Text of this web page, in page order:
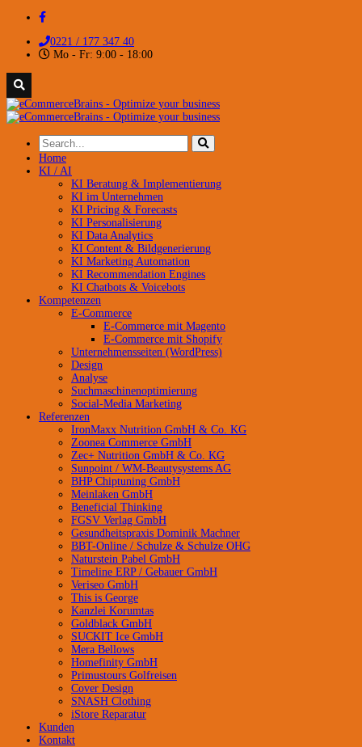
0221 / 177 347 40
Mo - Fr: 9:00 - 18:00
Home
KI / AI
KI Beratung & Implementierung
KI im Unternehmen
KI Pricing & Forecasts
KI Personalisierung
KI Data Analytics
KI Content & Bildgenerierung
KI Marketing Automation
KI Recommendation Engines
KI Chatbots & Voicebots
Kompetenzen
E-Commerce
E-Commerce mit Magento
E-Commerce mit Shopify
Unternehmensseiten (WordPress)
Design
Analyse
Suchmaschinenoptimierung
Social-Media Marketing
Referenzen
IronMaxx Nutrition GmbH & Co. KG
Zoonea Commerce GmbH
Zec+ Nutrition GmbH & Co. KG
Sunpoint / WM-Beautysystems AG
BHP Chiptuning GmbH
Meinlaken GmbH
Beneficial Thinking
FGSV Verlag GmbH
Gesundheitspraxis Dominik Machner
BBT-Online / Schulze & Schulze OHG
Naturstein Pabel GmbH
Timeline ERP / Gebauer GmbH
Veriseo GmbH
This is George
Kanzlei Korumtas
Goldblack GmbH
SUCKIT Ice GmbH
Mera Bellows
Homefinity GmbH
Primustours Golfreisen
Cover Design
SNASH Clothing
iStore Reparatur
Kunden
Kontakt